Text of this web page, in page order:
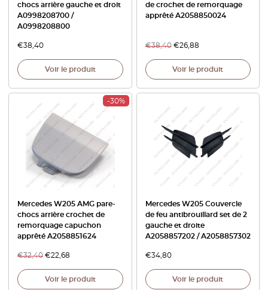
chocs arrière gauche et droit
A0998208700 /
A0998208800
€38,40
Voir le produit
de crochet de remorquage
apprêté A2058850024
€38,40 €26,88
Voir le produit
-30%
Mercedes W205 AMG pare-
chocs arrière crochet de
remorquage capuchon
apprêté A2058851624
€32,40 €22,68
Voir le produit
Mercedes W205 Couvercle
de feu antibrouillard set de 2
gauche et droite
A2058857202 / A2058857302
€34,80
Voir le produit